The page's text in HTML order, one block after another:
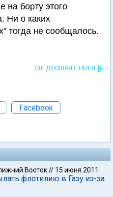
на борту этого
Ни о каких
тогда не сообщалось.
СЛЕДУЮЩАЯ СТАТЬЯ
Facebook
Восток// 15 июня 2011
флотилию в Газу из-за